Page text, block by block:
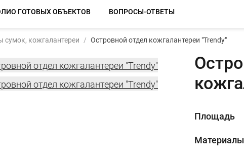
ГОТОВЫХ ОБЪЕКТОВ ВОПРОСЫ-ОТВЕТЫ
сумок, кожгалантереи Островной отдел кожгалантереи "Trendy"
Площадь
Материалы